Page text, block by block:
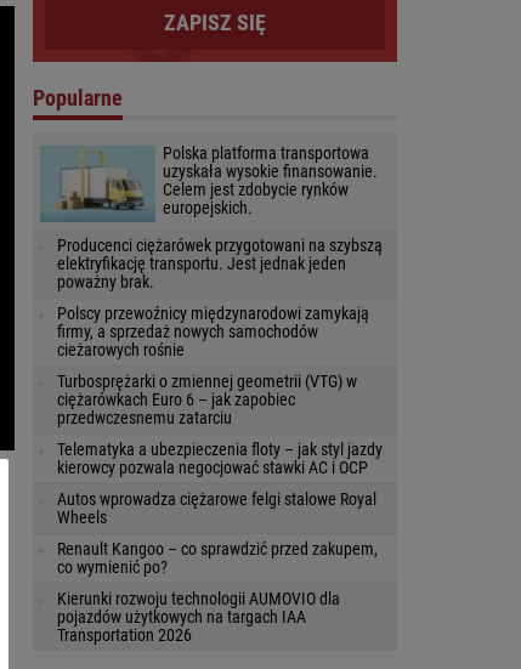
ZAPISZ SIĘ
Popularne
Polska platforma transportowa
uzyskała wysokie finansowanie.
Celem jest zdobycie rynków
europejskich.
Producenci ciężarówek przygotowani na szybszą
elektryfikację transportu. Jest jednak jeden
poważny brak.
Polscy przewoźnicy międzynarodowi zamykają
firmy, a sprzedaż nowych samochodów
cieżarowych rośnie
Turbosprężarki o zmiennej geometrii (VTG) w
ciężarówkach Euro 6 – jak zapobiec
przedwczesnemu zatarciu
Telematyka a ubezpieczenia floty – jak styl jazdy
kierowcy pozwala negocjować stawki AC i OCP
Autos wprowadza ciężarowe felgi stalowe Royal
Wheels
Renault Kangoo – co sprawdzić przed zakupem,
co wymienić po?
Kierunki rozwoju technologii AUMOVIO dla
pojazdów użytkowych na targach IAA
Transportation 2026